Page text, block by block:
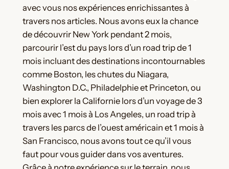
avec vous nos expériences enrichissantes à
travers nos articles. Nous avons eux la chance
de découvrir New York pendant 2 mois,
parcourir l’est du pays lors d’un road trip de 1
mois incluant des destinations incontournables
comme Boston, les chutes du Niagara,
Washington D.C., Philadelphie et Princeton, ou
bien explorer la Californie lors d’un voyage de 3
mois avec 1 mois à Los Angeles, un road trip à
travers les parcs de l’ouest américain et 1 mois à
San Francisco, nous avons tout ce qu’il vous
faut pour vous guider dans vos aventures.